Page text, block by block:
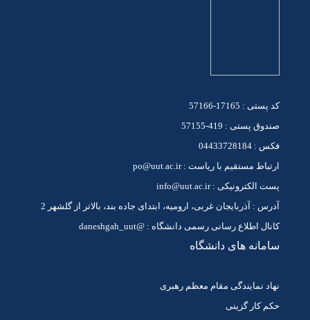
کد پستی : 17165-57166
صندوق پستی : 419-57155
فکس : 04433728184
ارتباط مستقیم با ریاست : po@uut.ac.ir
پست الکترونیکی : info@uut.ac.ir
آدرس : آذربایجان غربی، ارومیه، ابتدای جاده بند، بالاتر از گلشهر 2
کانال اطلاع رسانی رسمی دانشگاه : @daneshgah_uut
سامانه های دانشگاه
نهاد نمایندگی مقام معظم رهبری
حکم کار گزینی